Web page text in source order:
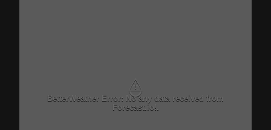
⚠
BetterWeather Error: No any data received from
Forecast.io!.